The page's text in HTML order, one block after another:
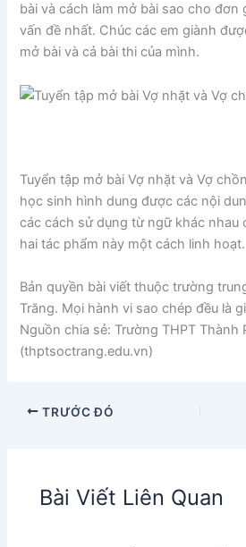
bài và cách làm mở bài sao cho đơn
vấn đề nhất. Chúc các em giành
mở bài và cả bài thi của mình.
Tuyển tập mở bài Vợ nhặt và Vợ
học sinh hình dung được các nội
các cách sử dụng từ ngữ khác nhau
hai tác phẩm này một cách linh hoạt.
Bản quyền bài viết thuộc trường
Trăng. Mọi hành vi sao chép đều là
Nguồn chia sẻ: Trường THPT Thành
(thptsoctrang.edu.vn)
TRƯỚC ĐÓ
Bài Viết Liên Quan